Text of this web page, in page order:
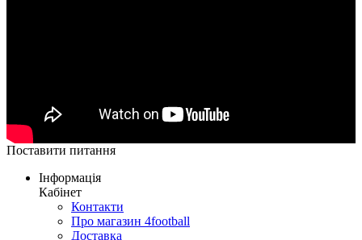
Поставити питання
Інформація
Кабінет
Контакти
Про магазин 4football
Доставка